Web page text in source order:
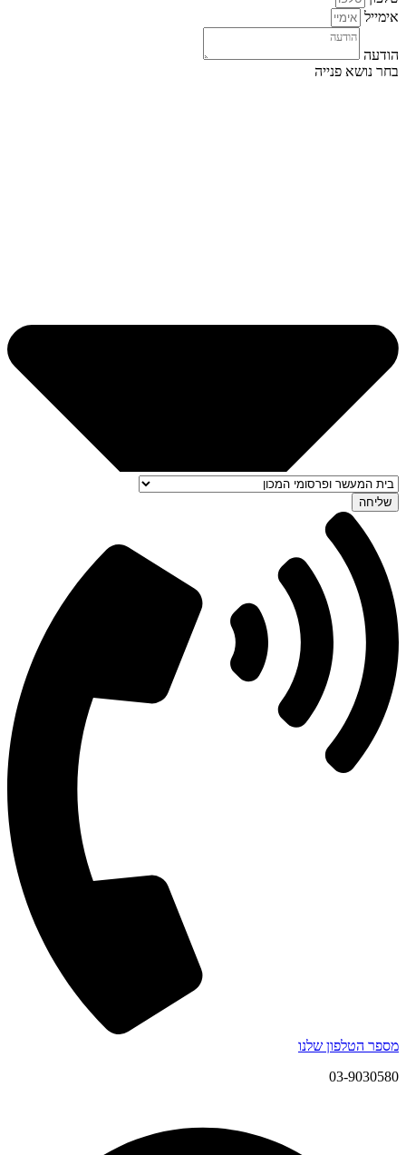
אימייל
הודעה
בחר נושא פנייה
שליחה
מספר הטלפון שלנו
03-9030580